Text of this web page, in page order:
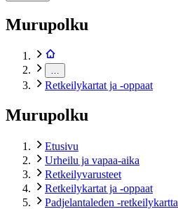
Murupolku
Retkeilykartat ja -oppaat
Murupolku
Etusivu
Urheilu ja vapaa-aika
Retkeilyvarusteet
Retkeilykartat ja -oppaat
Padjelantaleden -retkeilykartta